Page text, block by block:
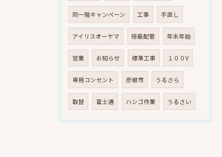
同一階キャンペーン 工事 手直し
アイリスオーヤマ 隠蔽配管 年末年始
営業 お知らせ 標準工事 １００V
専用コンセント 彦根市 うるさら
取替 富士通 ハシゴ作業 うるさい